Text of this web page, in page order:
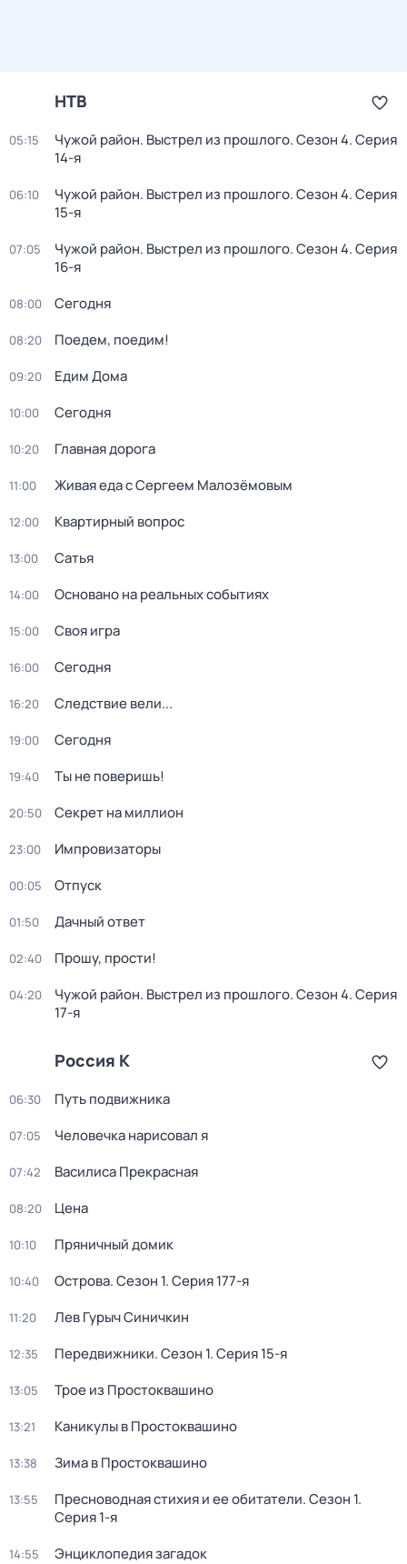
НТВ
05:15 Чужой район. Выстрел из прошлого. Сезон 4. Серия
14-я
06:10 Чужой район. Выстрел из прошлого. Сезон 4. Серия
15-я
07:05 Чужой район. Выстрел из прошлого. Сезон 4. Серия
16-я
08:00 Сегодня
08:20 Поедем, поедим!
09:20 Едим Дома
10:00 Сегодня
10:20 Главная дорога
11:00 Живая еда с Сергеем Малозёмовым
12:00 Квартирный вопрос
13:00 Сатья
14:00 Основано на реальных событиях
15:00 Своя игра
16:00 Сегодня
16:20 Следствие вели...
19:00 Сегодня
19:40 Ты не поверишь!
20:50 Секрет на миллион
23:00 Импровизаторы
00:05 Отпуск
01:50 Дачный ответ
02:40 Прошу, прости!
04:20 Чужой район. Выстрел из прошлого. Сезон 4. Серия
17-я
Россия К
06:30 Путь подвижника
07:05 Человечка нарисовал я
07:42 Василиса Прекрасная
08:20 Цена
10:10 Пряничный домик
10:40 Острова. Сезон 1. Серия 177-я
11:20 Лев Гурыч Синичкин
12:35 Передвижники. Сезон 1. Серия 15-я
13:05 Трое из Простоквашино
13:21 Каникулы в Простоквашино
13:38 Зима в Простоквашино
13:55 Пресноводная стихия и ее обитатели. Сезон 1.
Серия 1-я
14:55 Энциклопедия загадок